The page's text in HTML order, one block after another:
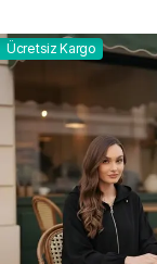
Ücretsiz Kargo